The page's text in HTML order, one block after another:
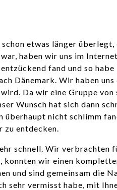
etwas länger
haben wir uns im
fand und so
Dänemark. Wir haben
Da wir eine Gruppe
Wunsch hat sich dann
nicht schlimm
zu entdecken.
schnell. Wir verbrachten
wir einen
und sind gemeinsam die
sehr vermisst habe, mit